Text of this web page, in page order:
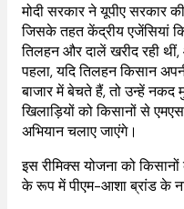
मोदी सरकार ने यूपीए सरकार
जिसके तहत केंद्रीय एजेंसियां
तिलहन और दालें खरीद रही थीं,
पहला, यदि तिलहन किसान
बाजार में बेचते हैं, तो उन्हें नकद
खिलाड़ियों को किसानों से
अभियान चलाए जाएंगे।
इस रीमिक्स योजना को
के रूप में पीएम-आशा ब्रांड के